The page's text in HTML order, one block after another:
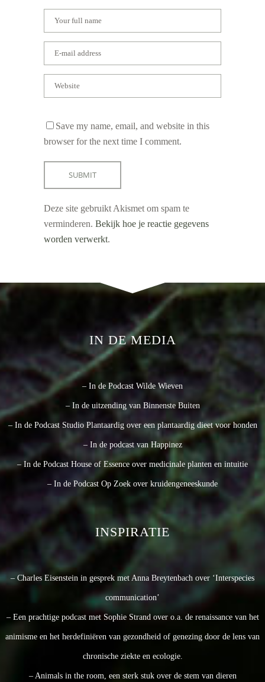
Save my name, email, and website in this
browser for the next time I comment.
Deze site gebruikt Akismet om spam te
verminderen. Bekijk hoe je reactie gegevens
worden verwerkt.
IN DE MEDIA
– In de Podcast Wilde Wieven
– In de uitzending van Binnenste Buiten
– In de Podcast Studio Plantaardig over een plantaardig dieet voor honden
– In de podcast van Happinez
– In de Podcast House of Essence over medicinale planten en intuitie
– In de Podcast Op Zoek over kruidengeneeskunde
INSPIRATIE
– Charles Eisenstein in gesprek met Anna Breytenbach over ‘Interspecies
communication’
– Een prachtige podcast met Sophie Strand over o.a. de renaissance van het
animisme en het herdefiniëren van gezondheid of genezing door de lens van
chronische ziekte en ecologie.
– Animals in the room, een sterk stuk over de stem van dieren